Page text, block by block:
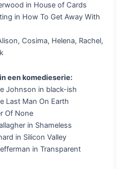
in House of Cards
in How To Get Away With
Cosima, Helena, Rachel,
een komedieserie:
Johnson in black-ish
Last Man On Earth
Of None
in Shameless
in Silicon Valley
in Transparent